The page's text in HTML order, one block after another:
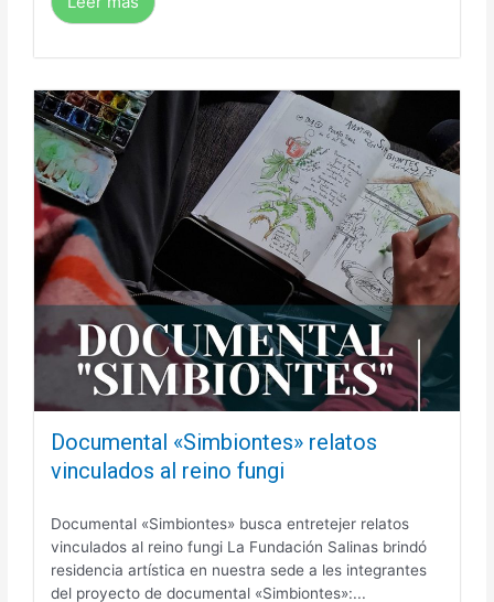
Documental «Simbiontes» relatos
vinculados al reino fungi
Documental «Simbiontes» busca entretejer relatos
vinculados al reino fungi La Fundación Salinas brindó
residencia artística en nuestra sede a les integrantes
del proyecto de documental «Simbiontes»:...